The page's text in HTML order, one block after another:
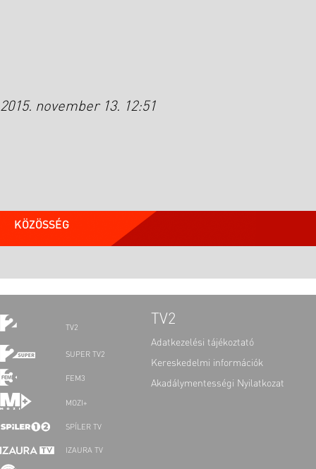
2015. november 13. 12:51
KÖZÖSSÉG
TV2
SUPER TV2
FEM3
MOZI+
SPÍLER TV
IZAURA TV
TV2
Adatkezelési tájékoztató
Kereskedelmi információk
Akadálymentességi Nyilatkozat